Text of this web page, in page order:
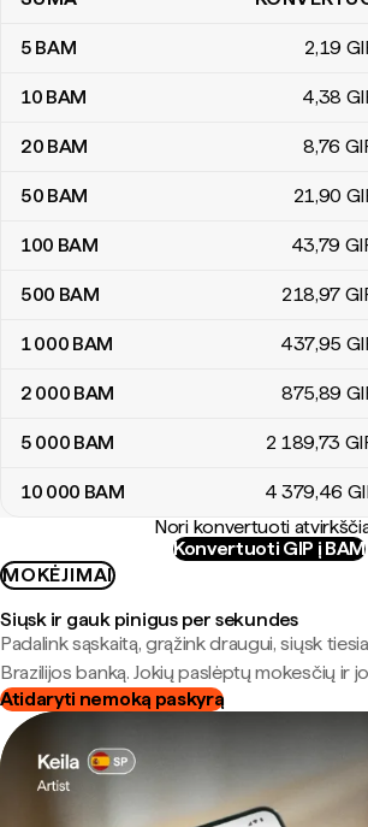
Bosnijos ir Hercegovinos
5 BAM 2,19
10 BAM 4,38
20 BAM 8,76
50 BAM 21,90
100 BAM 43,79
500 BAM 218,97
1 000 BAM 437,95
2 000 BAM 875,89
5 000 BAM 2 189,73
10 000 BAM 4 379,46
Nori konvertuoti
Konvertuoti GIP į BAM
MOKĖJIMAI
Siųsk ir gauk pinigus per sekundes
Padalink sąskaitą, grąžink draugui, siųsk
Brazilijos banką. Jokių paslėptų mokesčių ir
Atidaryti nemoką paskyrą